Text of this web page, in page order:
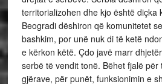
territorializohen dhe kjo është diçka
Beogradi dëshiron që komunitetet
bashkim, por unë nuk di të ketë
e kërkon këtë. Çdo javë marr
serbë të vendit tonë. Bëhet fjalë për
gjërave, për punët, funksionimin e